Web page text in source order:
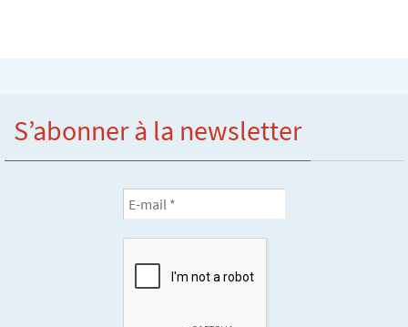
S’abonner à la newsletter